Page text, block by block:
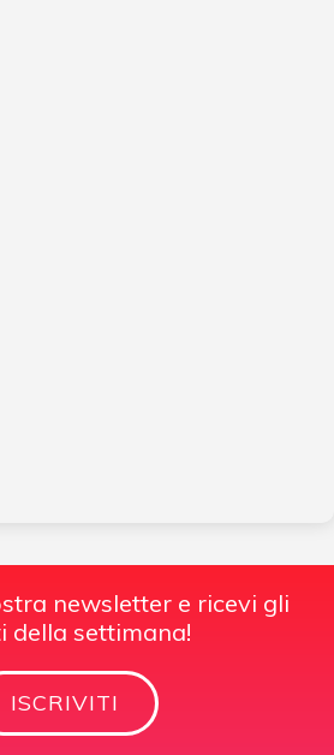
newsletter e ricevi gli
della settimana!
ISCRIVITI